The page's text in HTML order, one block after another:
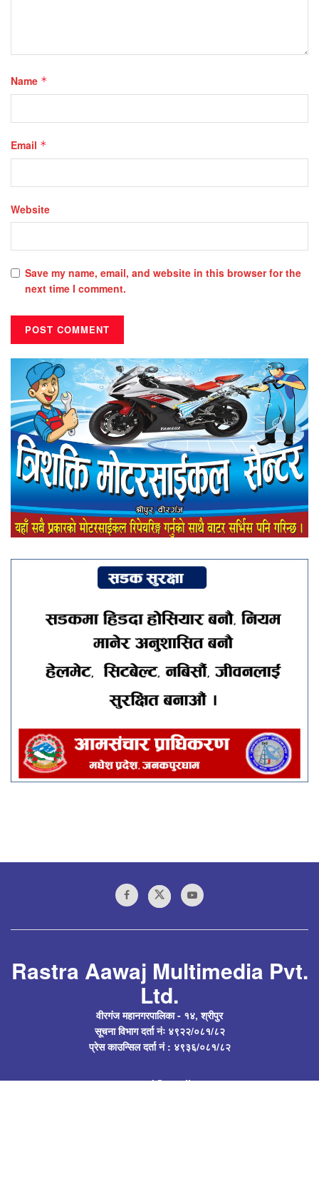
Name *
Email *
Website
Save my name, email, and website in this browser for the
next time I comment.
Rastra Aawaj Multimedia Pvt.
Ltd.
वीरगंज महानगरपालिका - १४, श्रीपुर
सूचना विभाग दर्ता नंः ४९२२/०८१/८२
प्रेस काउन्सिल दर्ता नं : ४९३६/०८१/८२
rastraawaj@gmail.com